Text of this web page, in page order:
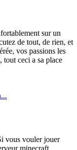
sur un
de tout, de rien, et
vos passions les
tout ceci a sa place
vous vouler jouer
minecraft,